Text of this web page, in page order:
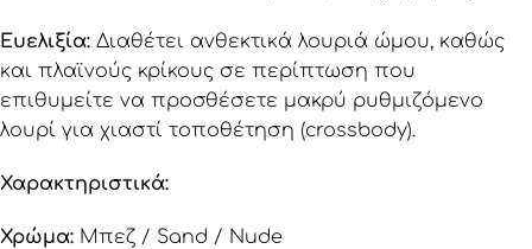
Ευελιξία: Διαθέτει ανθεκτικά λουριά ώμου, καθώς
και πλαϊνούς κρίκους σε περίπτωση που
επιθυμείτε να προσθέσετε μακρύ ρυθμιζόμενο
λουρί για χιαστί τοποθέτηση (crossbody).
Χαρακτηριστικά:
Χρώμα: Μπεζ / Sand / Nude